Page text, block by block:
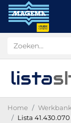
lista
Home
Lista